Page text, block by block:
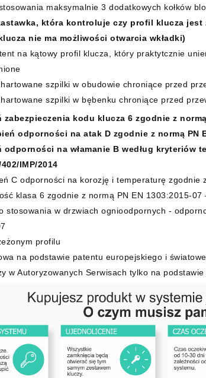
maksymalnie 3 dodatkowych kołków
która kontroluje czy profil klucza jest
nie ma możliwości otwarcia wkładki)
na kątowy profil klucza, który praktytcznie
szpilki w obudowie chroniące przed
szpilki w bębenku chroniące przed
kodu klucza 6 zgodnie z
odporności na atak D zgodnie z normą PN
odporności na włamanie B według kryteriów
IMP/2014
C odporności na korozję i temperaturę zgodnie
klasa 6 zgodnie z normą PN EN 1303:2015-07
stosowania w drzwiach ognioodpornych -
profilu
na podstawie patentu europejskiego i
w Autoryzowanych Serwisach tylko na